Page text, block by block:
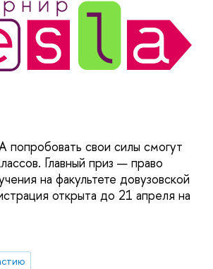
попробовать свои силы смогут
Главный приз — право
на факультете довузовской
открыта до 21 апреля на